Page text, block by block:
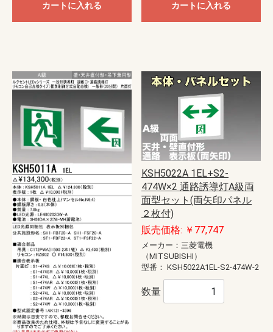
カートに入れる カートに入れる
KSH5022A 1EL+S2-
474W×2 通路誘導灯A級両
面型セット(両矢印パネル
２枚付)
販売価格: ￥77,747
メーカー：三菱電機
（MITSUBISHI）
型番： KSH5022A1EL-S2-474W-2
数量